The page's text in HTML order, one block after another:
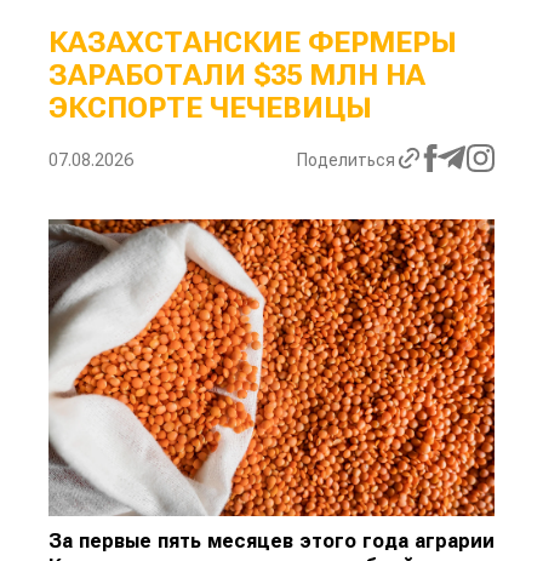
КАЗАХСТАНСКИЕ ФЕРМЕРЫ
ЗАРАБОТАЛИ $35 МЛН НА
ЭКСПОРТЕ ЧЕЧЕВИЦЫ
07.08.2026 Поделиться
За первые пять месяцев этого года аграрии